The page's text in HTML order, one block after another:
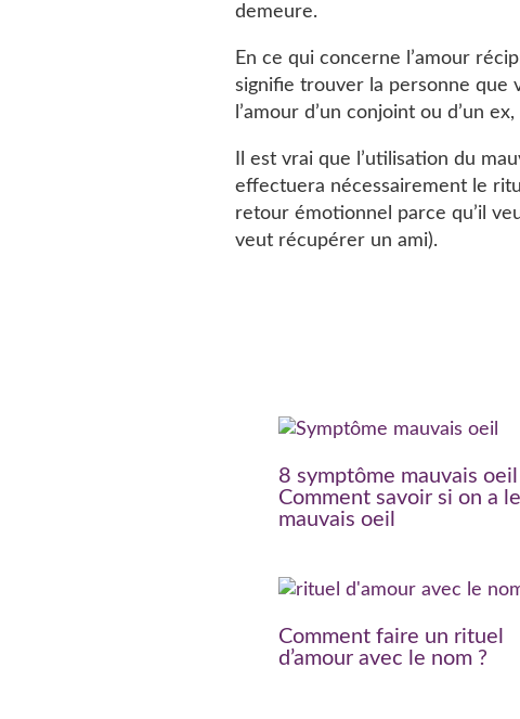
demeure.
En ce qui concerne l’amour
signifie trouver la personne que
l’amour d’un conjoint ou d’un
Il est vrai que l’utilisation du
effectuera nécessairement le
retour émotionnel parce qu’il
veut récupérer un ami).
8 symptôme mauvais oeil
Comment savoir si on a le
mauvais oeil
Comment faire un rituel
d’amour avec le nom ?